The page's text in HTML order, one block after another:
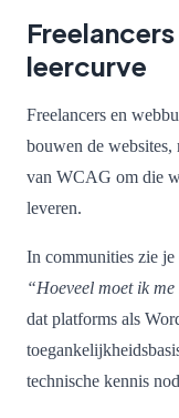
leercurve
Freelancers en
bouwen de websites,
van WCAG om die
leveren.
In communities zie
“Hoeveel moet ik
dat platforms als
technische kennis